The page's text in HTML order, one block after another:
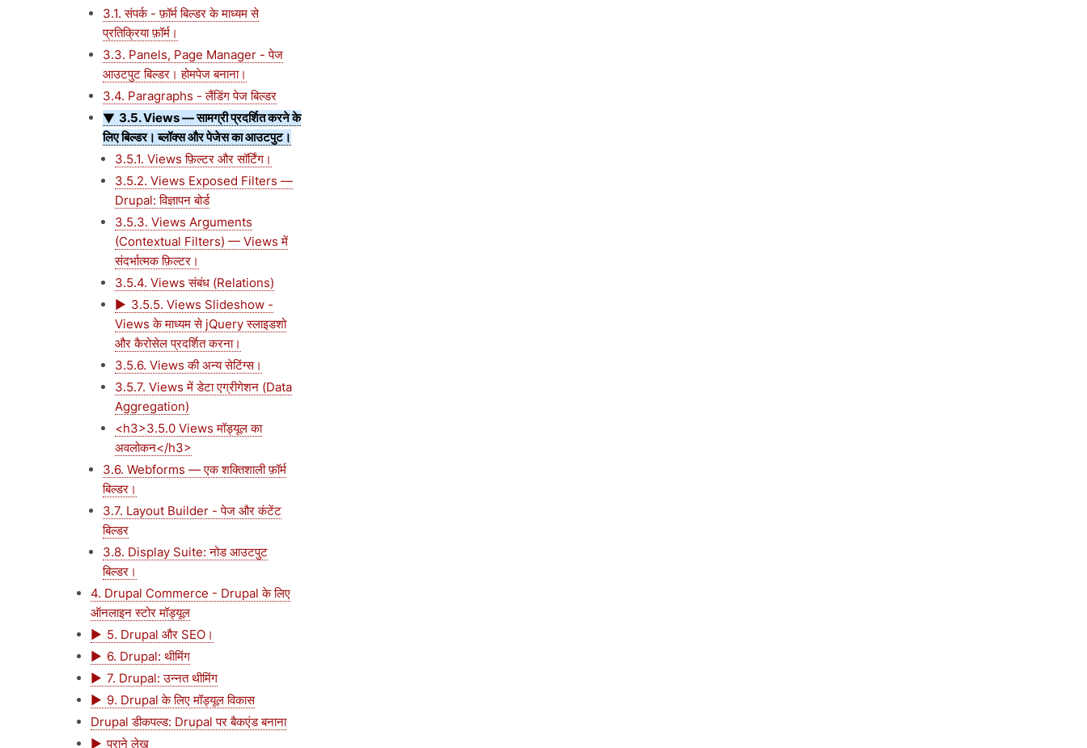
3.1. संपर्क - फ़ॉर्म बिल्डर के माध्यम से
प्रतिक्रिया फ़ॉर्म।
3.3. Panels, Page Manager - पेज
आउटपुट बिल्डर। होमपेज बनाना।
3.4. Paragraphs - लैंडिंग पेज बिल्डर
3.5. Views — सामग्री प्रदर्शित करने के
लिए बिल्डर। ब्लॉक्स और पेजेस का आउटपुट।
3.5.1. Views फ़िल्टर और सॉर्टिंग।
3.5.2. Views Exposed Filters —
Drupal: विज्ञापन बोर्ड
3.5.3. Views Arguments
(Contextual Filters) — Views में
संदर्भात्मक फ़िल्टर।
3.5.4. Views संबंध (Relations)
3.5.5. Views Slideshow -
Views के माध्यम से jQuery स्लाइडशो
और कैरोसेल प्रदर्शित करना।
3.5.6. Views की अन्य सेटिंग्स।
3.5.7. Views में डेटा एग्रीगेशन (Data
Aggregation)
<h3>3.5.0 Views मॉड्यूल का
अवलोकन</h3>
3.6. Webforms — एक शक्तिशाली फ़ॉर्म
बिल्डर।
3.7. Layout Builder - पेज और कंटेंट
बिल्डर
3.8. Display Suite: नोड आउटपुट
बिल्डर।
4. Drupal Commerce - Drupal के लिए
ऑनलाइन स्टोर मॉड्यूल
5. Drupal और SEO।
6. Drupal: थीमिंग
7. Drupal: उन्नत थीमिंग
9. Drupal के लिए मॉड्यूल विकास
Drupal डीकपल्ड: Drupal पर बैकएंड बनाना
पुराने लेख